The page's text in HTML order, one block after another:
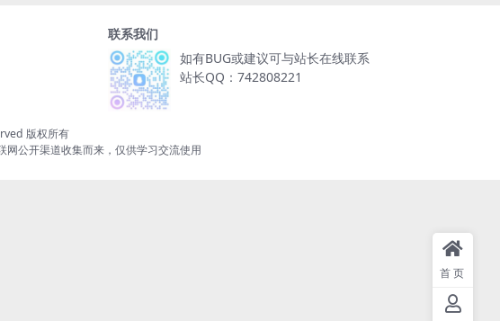
联系我们
如有BUG或建议可与站长在线联系
站长QQ：742808221
版权所有
公开渠道收集而来，仅供学习交流使用
首页